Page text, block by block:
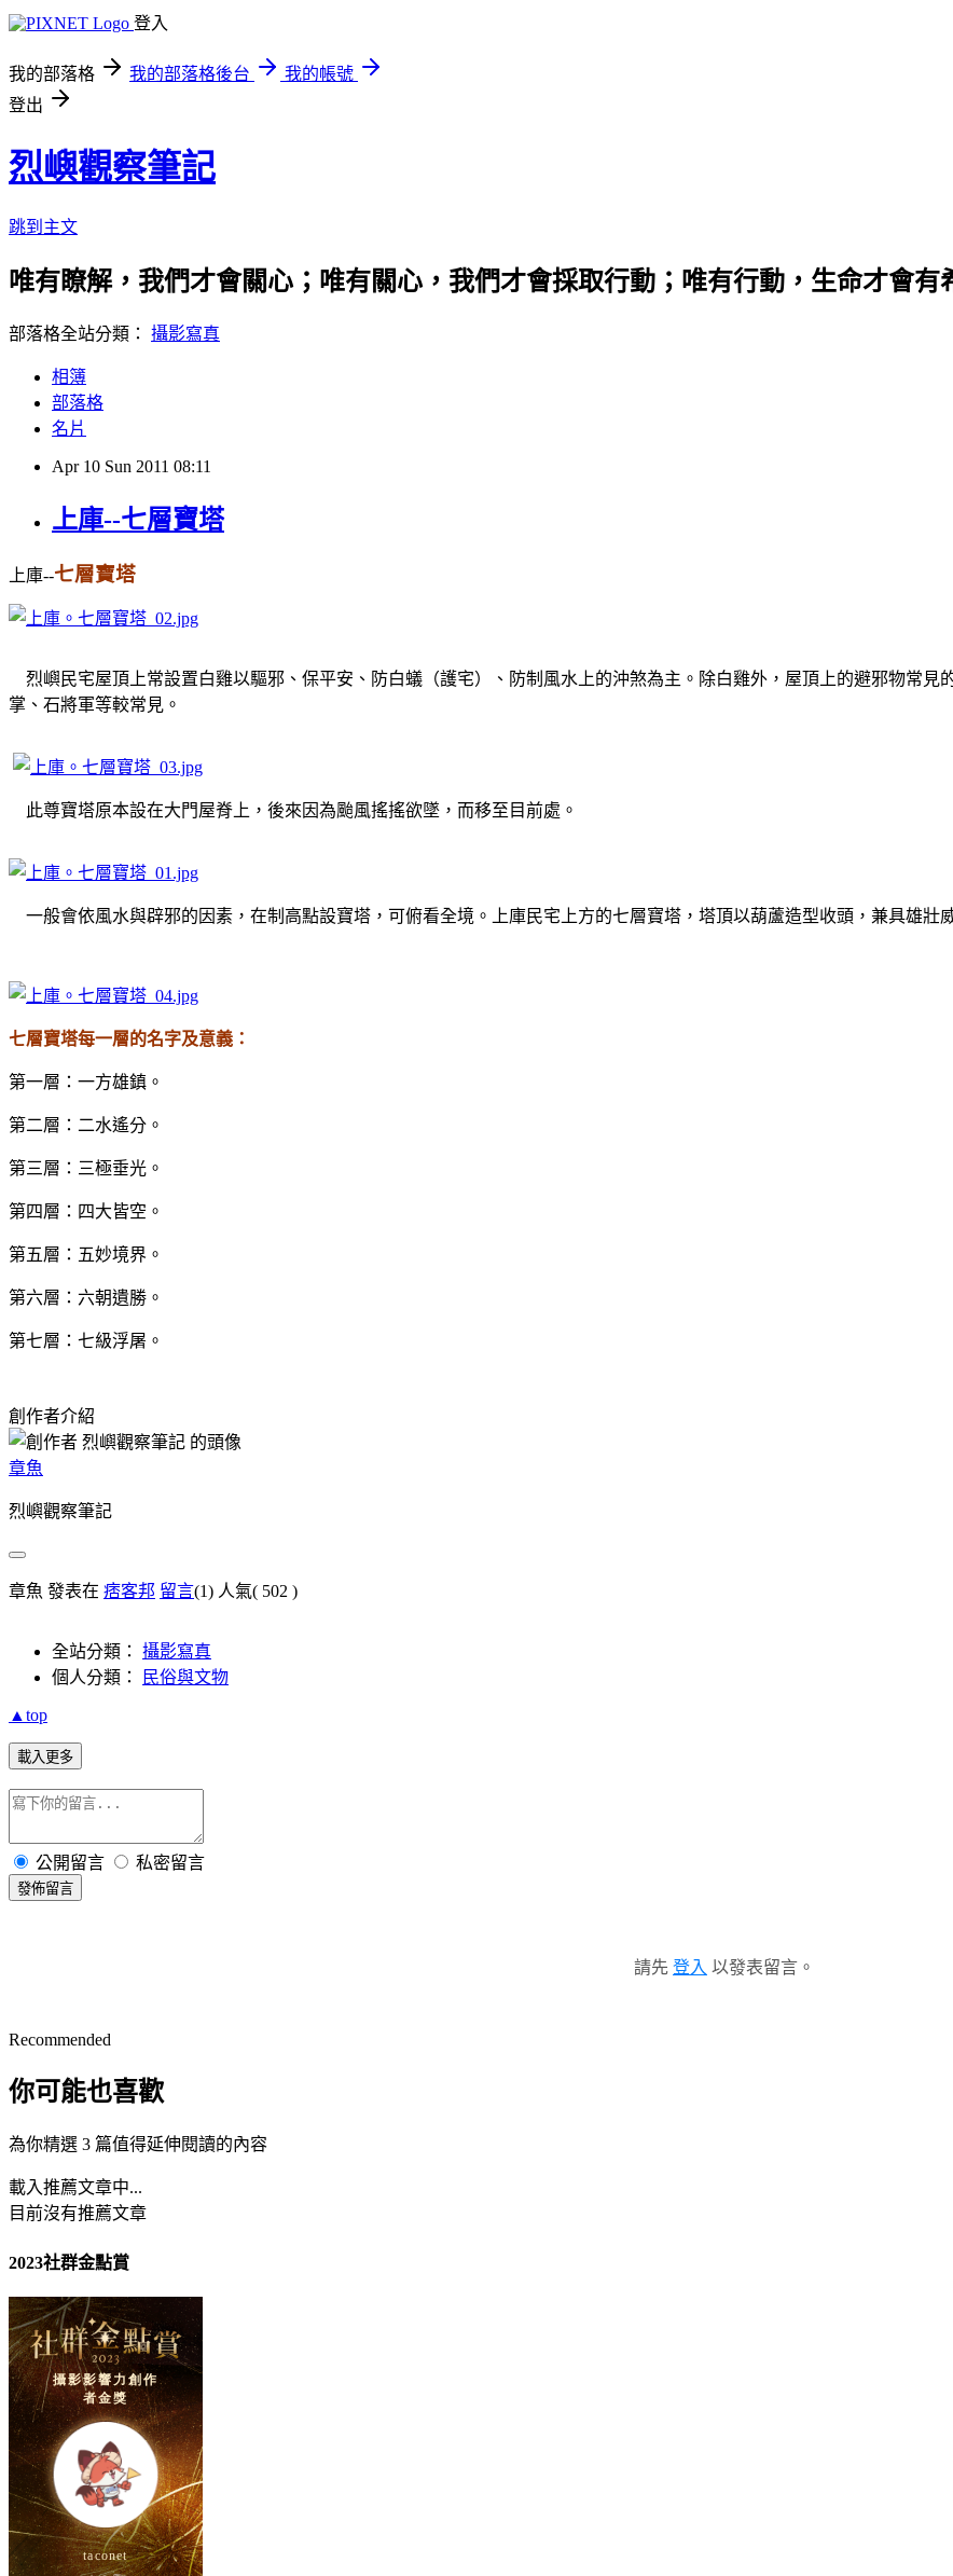
登入
我的部落格 我的部落格後台
我的帳號
登出
烈嶼觀察筆記
跳到主文
唯有瞭解，我們才會關心；唯有關心，我們才會採取行動；唯有行動，生命才會有
部落格全站分類： 攝影寫真
相簿
部落格
名片
Apr 10 Sun 2011 08:11
上庫--七層寶塔
上庫--七層寶塔
烈嶼民宅屋頂上常設置白雞以驅邪、保平安、防白蟻（護宅）、防制風水上的沖煞為主。除白雞外，屋頂上的避邪物常
掌、石將軍等較常見。
此尊寶塔原本設在大門屋脊上，後來因為颱風搖搖欲墜，而移至目前處。
一般會依風水與辟邪的因素，在制高點設寶塔，可俯看全境。上庫民宅上方的七層寶塔，塔頂以葫蘆造型收頭，兼具雄壯
七層寶塔每一層的名字及意義：
第一層：一方雄鎮。
第二層：二水遙分。
第三層：三極垂光。
第四層：四大皆空。
第五層：五妙境界。
第六層：六朝遺勝。
第七層：七級浮屠。
創作者介紹
章魚
烈嶼觀察筆記
章魚 發表在 痞客邦 留言(1) 人氣( 502 )
全站分類： 攝影寫真
個人分類：
民俗與文物
▲top
載入更多
公開留言 私密留言
發佈留言
請先 登入 以發表留言。
Recommended
你可能也喜歡
為你精選 3 篇值得延伸閱讀的內容
載入推薦文章中...
目前沒有推薦文章
2023社群金點賞